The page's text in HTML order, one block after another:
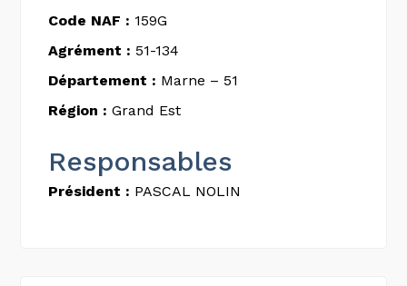
Code NAF : 159G
Agrément : 51-134
Département : Marne – 51
Région : Grand Est
Responsables
Président : PASCAL NOLIN